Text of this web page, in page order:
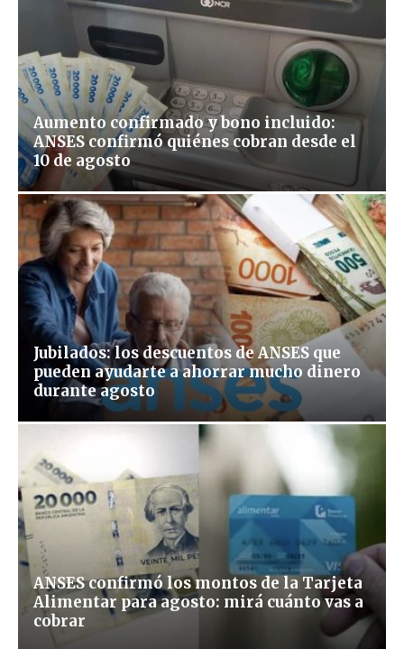
Aumento confirmado y bono incluido:
ANSES confirmó quiénes cobran desde el
10 de agosto
Jubilados: los descuentos de ANSES que
pueden ayudarte a ahorrar mucho dinero
durante agosto
ANSES confirmó los montos de la Tarjeta
Alimentar para agosto: mirá cuánto vas a
cobrar